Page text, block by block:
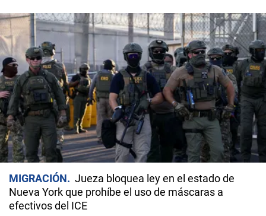
MIGRACIÓN
Jueza bloquea ley en el estado de
Nueva York que prohíbe el uso de máscaras a
efectivos del ICE